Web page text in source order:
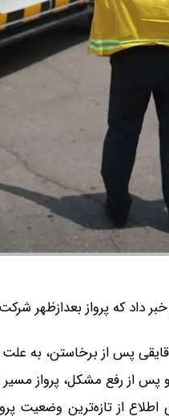
داد که پرواز بعدازظهر
پس از برخاستن، به
از رفع مشکل، پرواز مسیر